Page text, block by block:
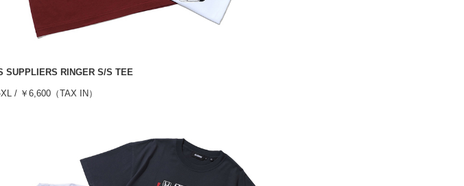
SUPPLIERS RINGER S/S TEE
/ ￥6,600（TAX IN）